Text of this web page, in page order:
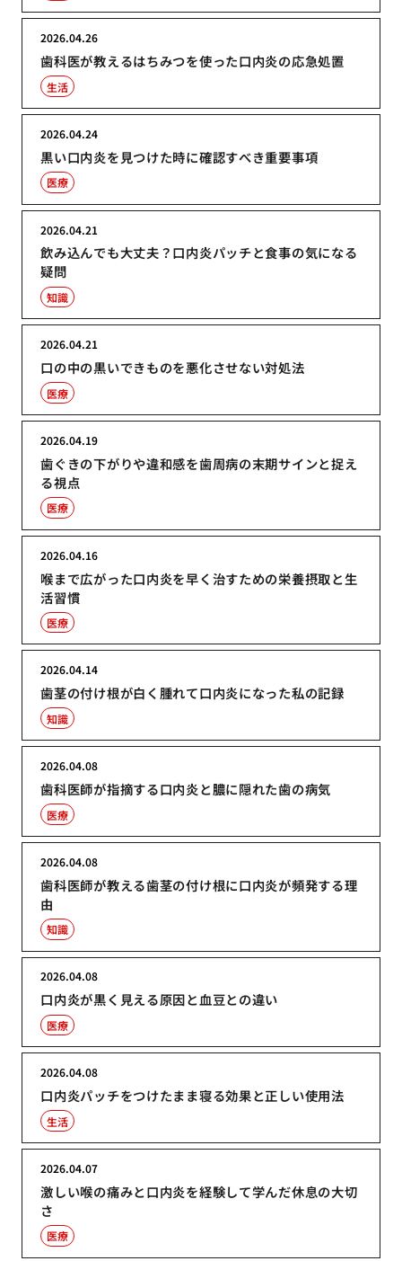
歯科医が教えるはちみつを使った口内炎の応急処置
2026.04.26
生活
黒い口内炎を見つけた時に確認すべき重要事項
2026.04.24
医療
飲み込んでも大丈夫？口内炎パッチと食事の気になる
疑問
2026.04.21
知識
口の中の黒いできものを悪化させない対処法
2026.04.21
医療
歯ぐきの下がりや違和感を歯周病の末期サインと捉え
る視点
2026.04.19
医療
喉まで広がった口内炎を早く治すための栄養摂取と生
活習慣
2026.04.16
医療
歯茎の付け根が白く腫れて口内炎になった私の記録
2026.04.14
知識
歯科医師が指摘する口内炎と膿に隠れた歯の病気
2026.04.08
医療
歯科医師が教える歯茎の付け根に口内炎が頻発する理
由
2026.04.08
知識
口内炎が黒く見える原因と血豆との違い
2026.04.08
医療
口内炎パッチをつけたまま寝る効果と正しい使用法
2026.04.08
生活
激しい喉の痛みと口内炎を経験して学んだ休息の大切
さ
2026.04.07
医療